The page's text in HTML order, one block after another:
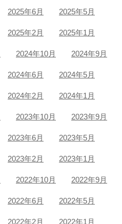
2025年6月 2025年5月
2025年2月 2025年1月
2024年10月 2024年9月
2024年6月 2024年5月
2024年2月 2024年1月
2023年10月 2023年9月
2023年6月 2023年5月
2023年2月 2023年1月
2022年10月 2022年9月
2022年6月 2022年5月
2022年2月 2022年1月